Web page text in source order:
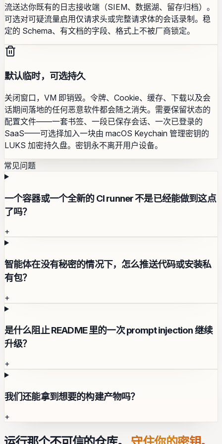
流送达你既有的日志接收端（SIEM、数据湖、留存归档）。
可选对可疑流量启用仅请求头或完整请求体的会话录制。稳
定的 Schema、有文档的字段、格式上不被厂商锁定。
默认临时，可选持久
关闭窗口，VM 即销毁。令牌、Cookie、缓存、下载以及会
话期间落地的任何恶意软件都会随之消失。需要保留状态的
配置文件——一套书签、一段已保存会话、一次已登录的
SaaS——可选择加入一块由 macOS Keychain 管理密钥的
LUKS 加密持久盘。密钥永不离开用户设备。
常见问题
一个容器或一个全新的 CI runner 不是已经能做到这点
了吗？
+
智能体在没有秘密的情况下，怎么推送代码或安装私
有包？
+
是什么阻止 README 里的一次 prompt injection 继续
升级？
+
我们还能拿到想要的构建产物吗？
+